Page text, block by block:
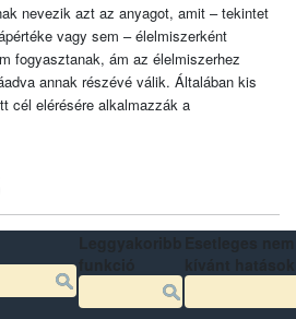
nevezik azt az anyagot, amit – tekintet
vagy sem – élelmiszerként
fogyasztanak, ám az élelmiszerhez
annak részévé válik. Általában kis
cél elérésére alkalmazzák a